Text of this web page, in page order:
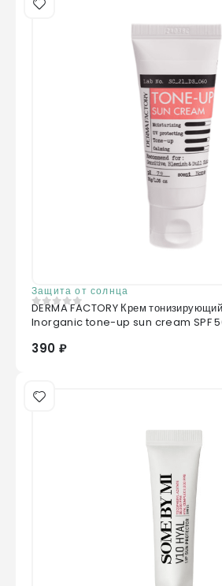
Защита от солнца
0 из 5
DERMA FACTORY Крем тонизирующий солнцезащитный
Inorganic tone-up sun cream SPF
390 ₽